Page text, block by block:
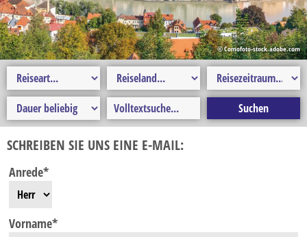
Erlebnisreise
Ferien
Flusskreuzfahrten
Frühbucher-Reise
Gesundheitsreise
Karnevalsreise
© Comofoto-stock.adobe.com
SCHREIBEN SIE UNS EINE E-MAIL:
Anrede*
Vorname*